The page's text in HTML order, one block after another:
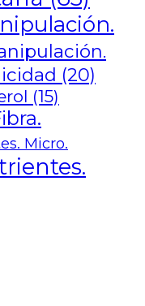
(20)
(15)
Micro.